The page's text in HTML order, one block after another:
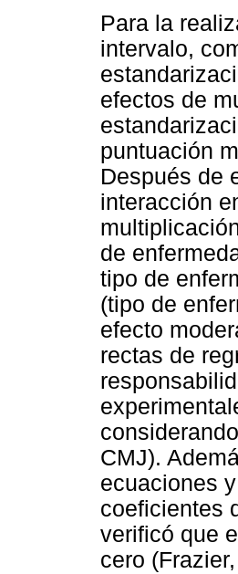
Para la
intervalo,
efectos de
puntuación
Después de
interacción
de
tipo de
(tipo de
efecto
rectas de
CMJ).
ecuaciones
coeficientes
verificó que
cero